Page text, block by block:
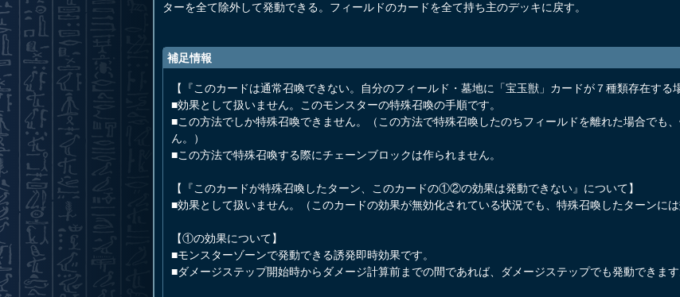
ターを全て除外して発動できる。フィールドのカードを全て持ち主のデッキに戻す。
補足情報
【『このカードは通常召喚できない。自分のフィールド・墓地に「宝玉獣」カードが７種類存在する
■効果として扱いません。このモンスターの特殊召喚の手順です。
■この方法でしか特殊召喚できません。（この方法で特殊召喚したのちフィールドを離れた場合でも
ん。）
■この方法で特殊召喚する際にチェーンブロックは作られません。
【『このカードが特殊召喚したターン、このカードの①②の効果は発動できない』について】
■効果として扱いません。（このカードの効果が無効化されている状況でも、特殊召喚したターンには
【①の効果について】
■モンスターゾーンで発動できる誘発即時効果です。
■ダメージステップ開始時からダメージ計算前までの間であれば、ダメージステップでも発動できます